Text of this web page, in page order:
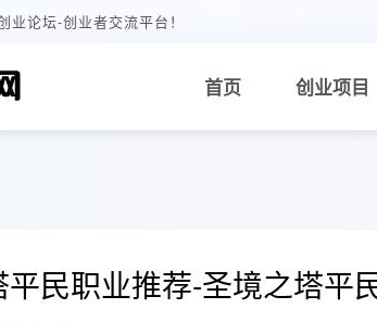
业论坛-创业者交流平台！
首页 创业项目
民职业推荐-圣境之塔平